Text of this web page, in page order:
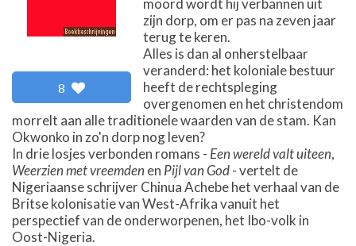
8
moord wordt hij verbannen uit
zijn dorp, om er pas na zeven jaar
terug te keren.
Alles is dan al onherstelbaar
veranderd: het koloniale bestuur
heeft de rechtspleging
overgenomen en het christendom
morrelt aan alle traditionele waarden van de stam. Kan
Okwonko in zo'n dorp nog leven?
In drie losjes verbonden romans - Een wereld valt uiteen,
Weerzien met vreemden en Pijl van God- vertelt de
Nigeriaanse schrijver Chinua Achebe het verhaal van de
Britse kolonisatie van West-Afrika vanuit het
perspectief van de onderworpenen, het Ibo-volk in
Oost-Nigeria.